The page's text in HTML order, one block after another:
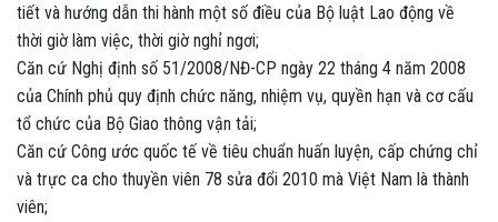
tiết và hướng dẫn thi hành một số điều của Bộ luật Lao động về
thời giờ làm việc, thời giờ nghỉ ngơi;
Căn cứ Nghị định số 51/2008/NĐ-CP ngày 22 tháng 4 năm 2008
của Chính phủ quy định chức năng, nhiệm vụ, quyền hạn và cơ cấu
tổ chức của Bộ Giao thông vận tải;
Căn cứ Công ước quốc tế về tiêu chuẩn huấn luyện, cấp chứng chỉ
và trực ca cho thuyền viên 78 sửa đổi 2010 mà Việt Nam là thành
viên;